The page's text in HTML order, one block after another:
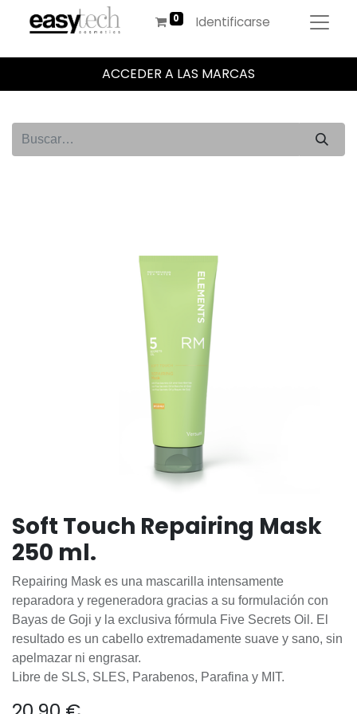
Identificarse
ACCEDER A LAS MARCAS
Soft Touch Repairing Mask
250 ml.
Repairing Mask es una mascarilla intensamente
reparadora y regeneradora gracias a su formulación con
Bayas de Goji y la exclusiva fórmula Five Secrets Oil. El
resultado es un cabello extremadamente suave y sano, sin
apelmazar ni engrasar.
Libre de SLS, SLES, Parabenos, Parafina y MIT.